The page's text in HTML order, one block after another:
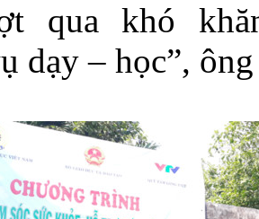
qua khó
dạy – học”,